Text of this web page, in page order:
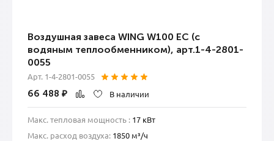
Воздушная завеса WING W100 EC (с
водяным теплообменником), арт.1-4-2801-
0055
Арт. 1-4-2801-0055
66 488 ₽ В наличии
Макс. тепловая мощность : 17 кВт
Макс. расход воздуха: 1850 м³/ч